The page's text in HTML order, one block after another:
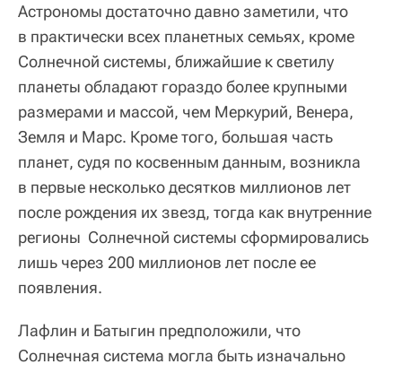
Астрономы достаточно давно заметили, что
в практически всех планетных семьях, кроме
Солнечной системы, ближайшие к светилу
планеты обладают гораздо более крупными
размерами и массой, чем Меркурий, Венера,
Земля и Марс. Кроме того, большая часть
планет, судя по косвенным данным, возникла
в первые несколько десятков миллионов лет
после рождения их звезд, тогда как внутренние
регионы Солнечной системы сформировались
лишь через 200 миллионов лет после ее
появления.
Лафлин и Батыгин предположили, что
Солнечная система могла быть изначально